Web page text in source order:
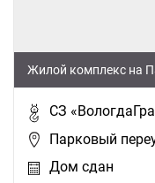
Жилой комплекс на
СЗ
Парковый
Дом сдан